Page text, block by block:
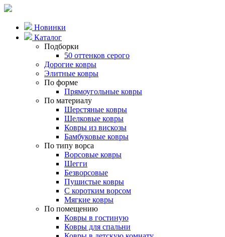
Новинки
Каталог
Подборки
50 оттенков серого
Дорогие ковры
Элитные ковры
По форме
Прямоугольные ковры
По материалу
Шерстяные ковры
Шелковые ковры
Ковры из вискозы
Бамбуковые ковры
По типу ворса
Ворсовые ковры
Шегги
Безворсовые
Пушистые ковры
С коротким ворсом
Мягкие ковры
По помещению
Ковры в гостиную
Ковры для спальни